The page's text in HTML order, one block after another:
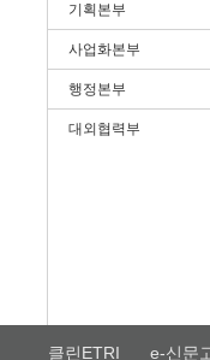
기획본부
사업화본부
행정본부
대외협력부
클린ETRI e-신문